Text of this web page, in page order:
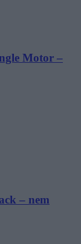
Motor –
– nem